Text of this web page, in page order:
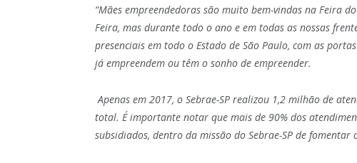
“Mães empreendedoras são muito bem-vindas na Feira
Feira, mas durante todo o ano e em todas as nossas
presenciais em todo o Estado de São Paulo, com as
já empreendem ou têm o sonho de empreender.
Apenas em 2017, o Sebrae-SP realizou 1,2 milhão de
total. É importante notar que mais de 90% dos
subsidiados, dentro da missão do Sebrae-SP de